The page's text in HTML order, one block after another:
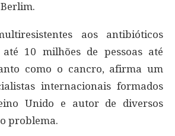
aos antibióticos
10 milhões de pessoas até
como o cancro, afirma um
internacionais formados
Unido e autor de diversos
problema.